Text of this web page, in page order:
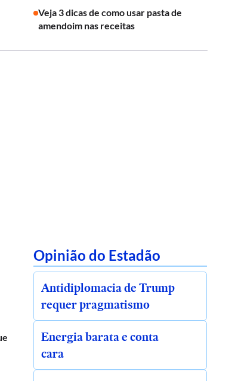
Veja 3 dicas de como usar pasta de
amendoim nas receitas
Opinião do Estadão
Antidiplomacia de Trump
requer pragmatismo
Energia barata e conta
cara